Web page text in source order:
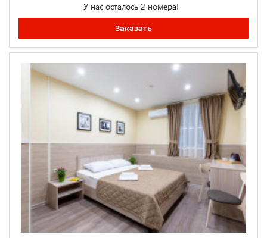
У нас осталось 2 номера!
Заказать